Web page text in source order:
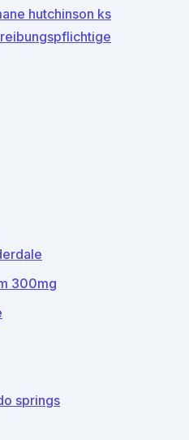
hutchinson ks
300mg
springs